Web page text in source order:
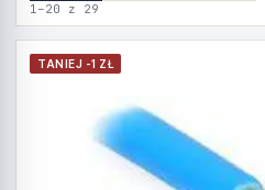
1–20 z 29
TANIEJ -1 ZŁ